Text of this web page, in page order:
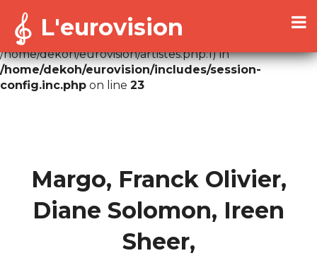
Warning
: Cannot modify header information - headers
already sent by (output started at
/home/dekoh/eurovision/artistes.php:1) in
/home/dekoh/eurovision/includes/session-
config.inc.php on line 23
L'eurovision
Margo, Franck Olivier,
Diane Solomon, Ireen
Sheer,